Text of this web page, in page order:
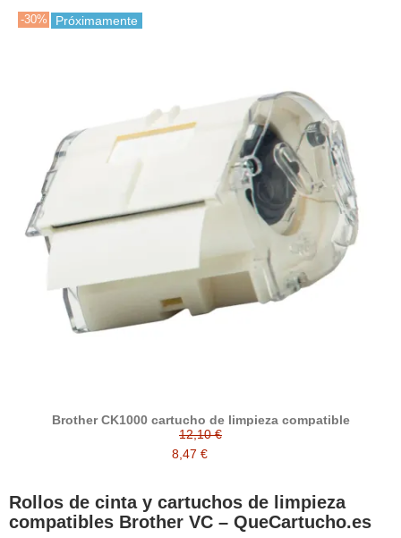
-30% Próximamente
Brother CK1000 cartucho de limpieza compatible
12,10 €
8,47 €
Rollos de cinta y cartuchos de limpieza
compatibles Brother VC – QueCartucho.es